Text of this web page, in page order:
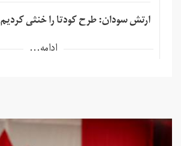
ارتش سودان: طرح کودتا را خنثی کردیم
ادامه...